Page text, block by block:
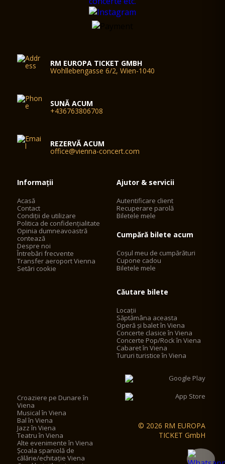
RM EUROPA TICKET GMBH
Wohllebengasse 6/2, Wien-1040
SUNĂ ACUM
+436763806708
REZERVĂ ACUM
office@vienna-concert.com
Informații
Acasă
Contact
Condiții de utilizare
Politica de confidențialitate
Opinia dumneavoastră
contează
Despre noi
Întrebări frecvente
Transfer aeroport Vienna
Setări cookie
Ajutor & servicii
Autentificare client
Recuperare parolă
Biletele mele
Cumpără bilete acum
Coșul meu de cumpărături
Cupone cadou
Biletele mele
Căutare bilete
Locații
Săptămâna aceasta
Operă și balet în Viena
Concerte clasice în Viena
Concerte Pop/Rock în Viena
Cabaret în Viena
Tururi turistice în Viena
Croaziere pe Dunare în
Viena
Musical în Viena
Bal în Viena
Jazz în Viena
Teatru în Viena
Alte evenimente în Viena
Școala spaniolă de
călărie/echitație Viena
© 2026 RM EUROPA
TICKET GmbH